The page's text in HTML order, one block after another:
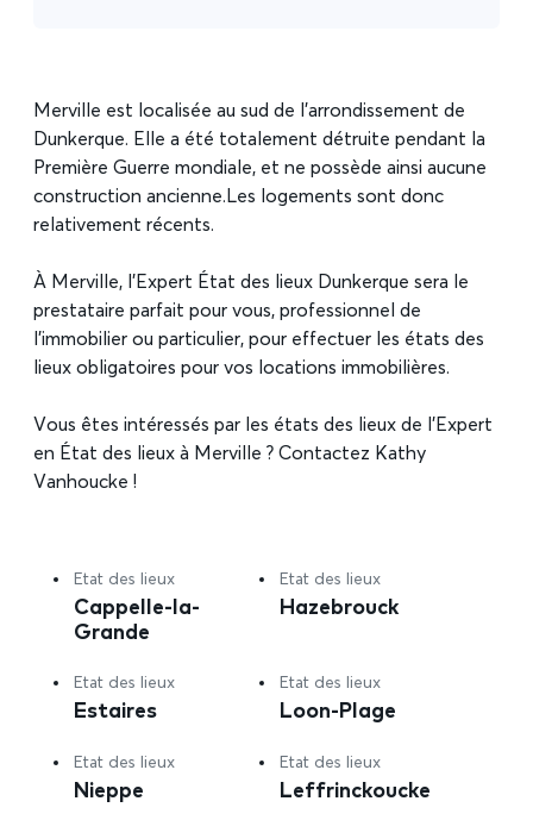
Merville est localisée au sud de l’arrondissement de
Dunkerque. Elle a été totalement détruite pendant la
Première Guerre mondiale, et ne possède ainsi aucune
construction ancienne.Les logements sont donc
relativement récents.
À Merville, l’Expert État des lieux Dunkerque sera le
prestataire parfait pour vous, professionnel de
l’immobilier ou particulier, pour effectuer les états des
lieux obligatoires pour vos locations immobilières.
Vous êtes intéressés par les états des lieux de l’Expert
en État des lieux à Merville ? Contactez Kathy
Vanhoucke !
Etat des lieux
Cappelle-la-
Grande
Etat des lieux
Hazebrouck
Etat des lieux
Estaires
Etat des lieux
Loon-Plage
Etat des lieux
Nieppe
Etat des lieux
Leffrinckoucke